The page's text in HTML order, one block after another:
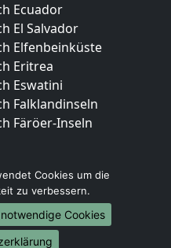
Ecuador
El Salvador
Elfenbeinküste
Eritrea
Eswatini
Falklandinseln
Färöer-Inseln
Leverkusen
Cookies um die
zu verbessern.
Cookies